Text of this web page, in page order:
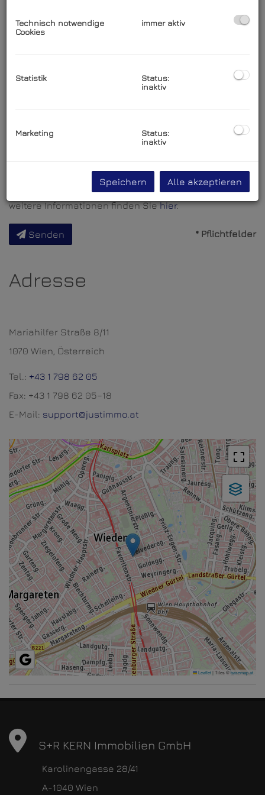
Nachname
Wir verarbeiten Ihre personenbezogenen Daten,
weitere Informationen finden Siehier.
Senden * Pflichtfelder
Adresse
Mariahilfer Straße 8/11
1070 Wien, Österreich
Tel.: +43 1 798 62 05
Fax: +43 1 798 62 05–18
E-Mail: support@justimmo.at
Leaflet| Tiles ©basemap.at
S+R KERN Immobilien GmbH
Karolinengasse 28/41
A-1040 Wien
Technisch notwendige
Cookies
immer aktiv
Statistik
Status:
inaktiv
Marketing
Status:
inaktiv
Speichern Alle akzeptieren